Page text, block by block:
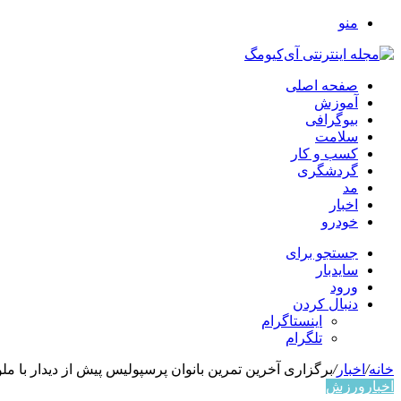
منو
صفحه اصلی
آموزش
بیوگرافی
سلامت
کسب و کار
گردشگری
مد
اخبار
خودرو
جستجو برای
سایدبار
ورود
دنبال کردن
اینستاگرام
تلگرام
خانه/ اخبار/برگزاری آخرین تمرین بانوان پرسپولیس پیش از دیدار با
اخبار ورزش